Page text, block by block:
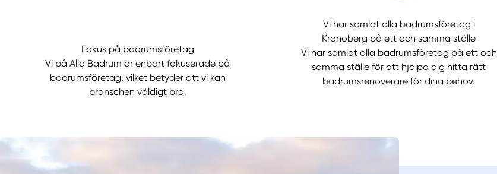
Fokus på badrumsföretag
Vi på Alla Badrum är enbart fokuserade på
badrumsföretag, vilket betyder att vi kan
branschen väldigt bra.
Vi har samlat alla badrumsföretag i
Kronoberg på ett och samma ställe
Vi har samlat alla badrumsföretag på ett och
samma ställe för att hjälpa dig hitta rätt
badrumsrenoverare för dina behov.